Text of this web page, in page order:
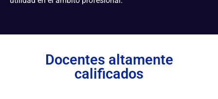
Docentes altamente
calificados